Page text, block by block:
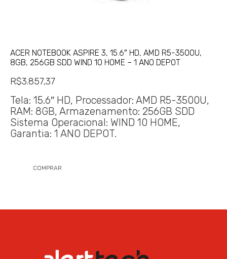
ACER NOTEBOOK ASPIRE 3, 15.6″ HD, AMD R5-3500U,
8GB, 256GB SDD WIND 10 HOME – 1 ANO DEPOT
R$3.857,37
Tela: 15.6″ HD, Processador: AMD R5-3500U,
RAM: 8GB, Armazenamento: 256GB SDD
Sistema Operacional: WIND 10 HOME,
Garantia: 1 ANO DEPOT.
COMPRAR